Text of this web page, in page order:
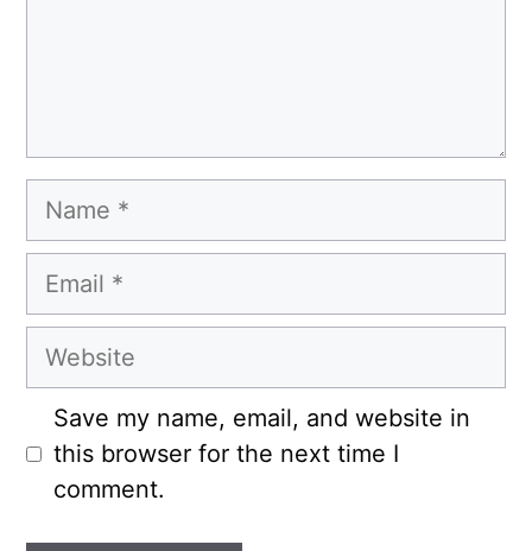
Name
Email
Website
Save my name, email, and website in
this browser for the next time I
comment.